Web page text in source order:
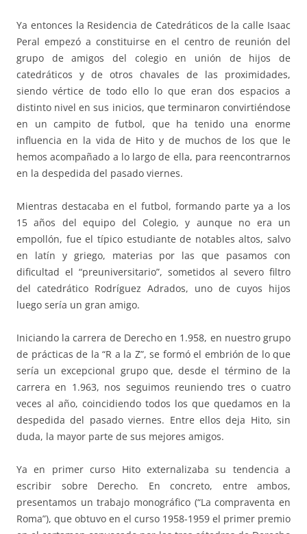
Ya entonces la Residencia de Catedráticos de la calle Isaac
Peral empezó a constituirse en el centro de reunión del
grupo de amigos del colegio en unión de hijos de
catedráticos y de otros chavales de las proximidades,
siendo vértice de todo ello lo que eran dos espacios a
distinto nivel en sus inicios, que terminaron convirtiéndose
en un campito de futbol, que ha tenido una enorme
influencia en la vida de Hito y de muchos de los que le
hemos acompañado a lo largo de ella, para reencontrarnos
en la despedida del pasado viernes.
Mientras destacaba en el futbol, formando parte ya a los
15 años del equipo del Colegio, y aunque no era un
empollón, fue el típico estudiante de notables altos, salvo
en latín y griego, materias por las que pasamos con
dificultad el “preuniversitario”, sometidos al severo filtro
del catedrático Rodríguez Adrados, uno de cuyos hijos
luego sería un gran amigo.
Iniciando la carrera de Derecho en 1.958, en nuestro grupo
de prácticas de la “R a la Z”, se formó el embrión de lo que
sería un excepcional grupo que, desde el término de la
carrera en 1.963, nos seguimos reuniendo tres o cuatro
veces al año, coincidiendo todos los que quedamos en la
despedida del pasado viernes. Entre ellos deja Hito, sin
duda, la mayor parte de sus mejores amigos.
Ya en primer curso Hito externalizaba su tendencia a
escribir sobre Derecho. En concreto, entre ambos,
presentamos un trabajo monográfico (“La compraventa en
Roma”), que obtuvo en el curso 1958-1959 el primer premio